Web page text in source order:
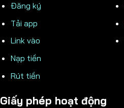
Đăng ký
Tải app
Link vào
Nạp tiền
Rút tiền
Giấy phép hoạt động